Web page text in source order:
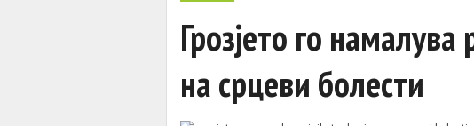
Грозјето го
на срцеви болести